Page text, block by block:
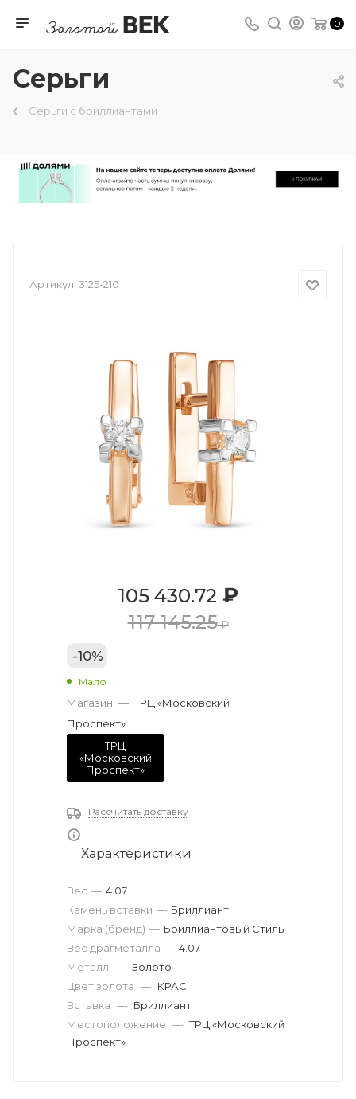
0
Серьги
Серьги с бриллиантами
Артикул: 3125-210
105 430.72 ₽
117 145.25₽
-10%
Мало
Магазин — ТРЦ «Московский
Проспект»
ТРЦ
«Московский
Проспект»
Рассчитать доставку
Характеристики
Вес драгметалла — 4.07
Марка (бренд) — Бриллиантовый Стиль
Вес — 4.07
Камень вставки — Бриллиант
Металл — Золото
Вставка — Бриллиант
Цвет золота — КРАС
Местоположение — ТРЦ «Московский
Проспект»